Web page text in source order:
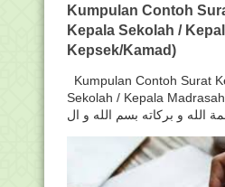
Kumpulan Contoh
Kepala Sekolah /
Kepsek/Kamad)
Kumpulan Contoh Surat
Sekolah / Kepala